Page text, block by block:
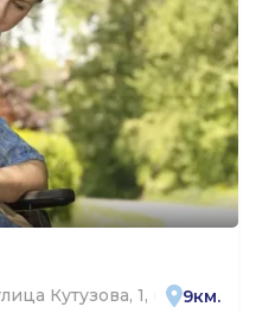
Кутузова, 1, стр. 67
9км.